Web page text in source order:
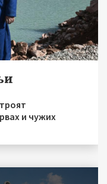
и чужих